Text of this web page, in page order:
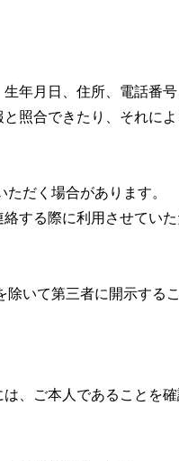
年月日、住所、電話番
照合できたり、それに
だく場合があります。
する際に利用させてい
いて第三者に開示する
、ご本人であることを確